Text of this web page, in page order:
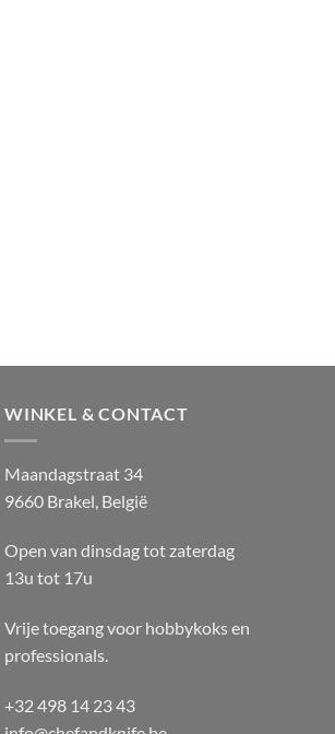
WINKEL & CONTACT
Maandagstraat 34
9660 Brakel, België
Open van dinsdag tot zaterdag
13u tot 17u
Vrije toegang voor hobbykoks en
professionals.
+32 498 14 23 43